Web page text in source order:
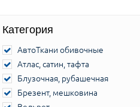
Категория
АвтоТкани обивочные
Атлас, сатин, тафта
Блузочная, рубашечная
Брезент, мешковина